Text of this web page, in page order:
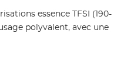
essence TFSI (190-
polyvalent, avec une